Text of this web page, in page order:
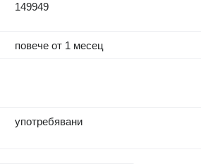
149949
повече от 1 месец
употребявани